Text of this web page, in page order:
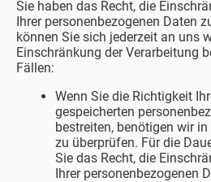
Sie haben das Recht, die
Ihrer personenbezogenen Daten
können Sie sich jederzeit an uns
Einschränkung der Verarbeitung
Fällen:
Wenn Sie die Richtigkeit
gespeicherten
bestreiten, benötigen wir
zu überprüfen. Für die
Sie das Recht, die
Ihrer personenbezogenen